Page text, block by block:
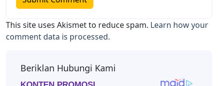
This site uses Akismet to reduce spam. Learn how your
comment data is processed.
Beriklan Hubungi Kami